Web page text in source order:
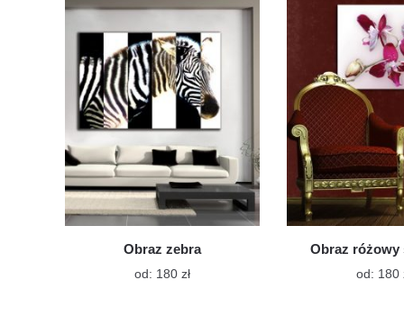
wariantów.
Opcje
można
wybrać
na
stronie
produktu
Obraz zebra
od: 180 złTen
Obraz różowy
od: 180